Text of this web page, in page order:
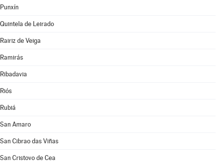
Punxín
Quintela de Leirado
Rairiz de Veiga
Ramirás
Ribadavia
Riós
Rubiá
San Amaro
San Cibrao das Viñas
San Cristovo de Cea